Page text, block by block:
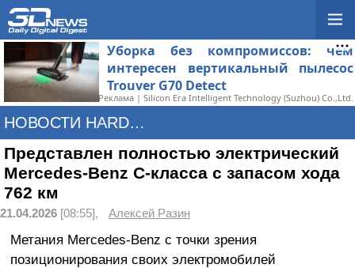
Уборка без компромиссов: чем
интересен вертикальный пылесос
Trouver G70 Detect
Реклама | Silicon Era Intelligent Technology (Suzhou) Co.,Ltd.
НОВОСТИ HARDWARE
Представлен полностью электрический
Mercedes-Benz С-класса с запасом хода
762 км
21.04.2026 [08:55], Алексей Разин
Метания Mercedes-Benz с точки зрения
позиционирования своих электромобилей